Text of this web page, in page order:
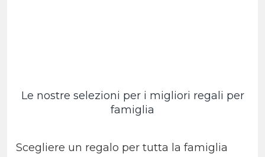
Le nostre selezioni per i migliori regali per
famiglia
Scegliere un regalo per tutta la famiglia